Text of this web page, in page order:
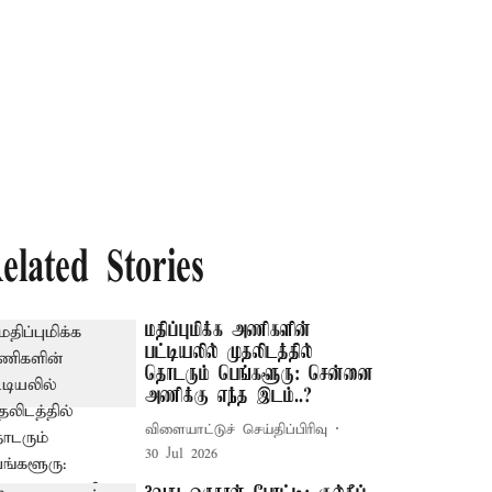
Stories
மதிப்புமிக்க அணிகளின்
பட்டியலில் முதலிடத்தில்
தொடரும் பெங்களூரு: சென்னை
அணிக்கு எந்த இடம்..?
விளையாட்டுச் செய்திப்பிரிவு
30 Jul 2026